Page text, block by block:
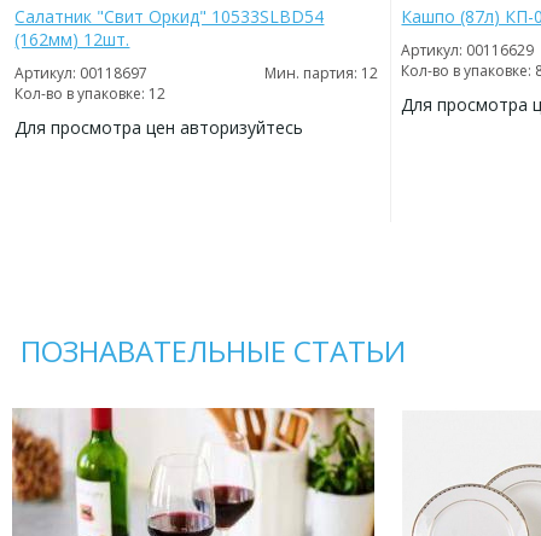
Салатник "Свит Оркид" 10533SLBD54
(162мм) 12шт.
Артикул: 00118697
Мин. партия: 12
Кол-во в упаковке: 12
Для просмотра цен авторизуйтесь
Кашпо (87л) КП-
Артикул: 00116629
Кол-во в упаковке:
Для просмотра
ПОЗНАВАТЕЛЬНЫЕ СТАТЬИ